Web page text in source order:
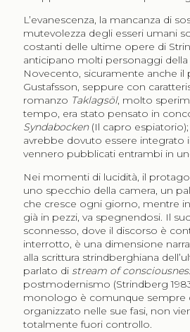
L’evanescenza, la mancanza di
mutevolezza degli esseri umani
costanti delle ultime opere di
anticipano molti personaggi della
Novecento, sicuramente anche il
Gustafsson, seppure con
romanzo Taklagsöl, molto
tempo, era stato pensato in
Syndabocken(Il capro espiatorio);
avrebbe dovuto essere integrato
vennero pubblicati entrambi in
Nei momenti di lucidità, il
uno specchio della camera, un
che cresce ogni giorno, mentre in
già in pezzi, va spegnendosi. Il
sconnesso, dove il discorso è
interrotto, è una dimensione
alla scrittura strindberghiana
parlato di stream of
postmodernismo (Strindberg
monologo è comunque sempre
organizzato nelle sue fasi, non
totalmente fuori controllo.